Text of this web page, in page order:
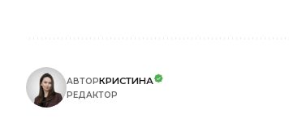
АВТОРКРИСТИНА
РЕДАКТОР